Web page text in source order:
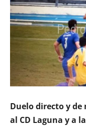
Duelo directo y
al CD Laguna y a